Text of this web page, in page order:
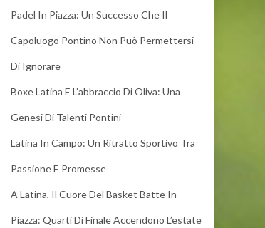
Padel In Piazza: Un Successo Che Il
Capoluogo Pontino Non Può Permettersi
Di Ignorare
Boxe Latina E L’abbraccio Di Oliva: Una
Genesi Di Talenti Pontini
Latina In Campo: Un Ritratto Sportivo Tra
Passione E Promesse
A Latina, Il Cuore Del Basket Batte In
Piazza: Quarti Di Finale Accendono L’estate